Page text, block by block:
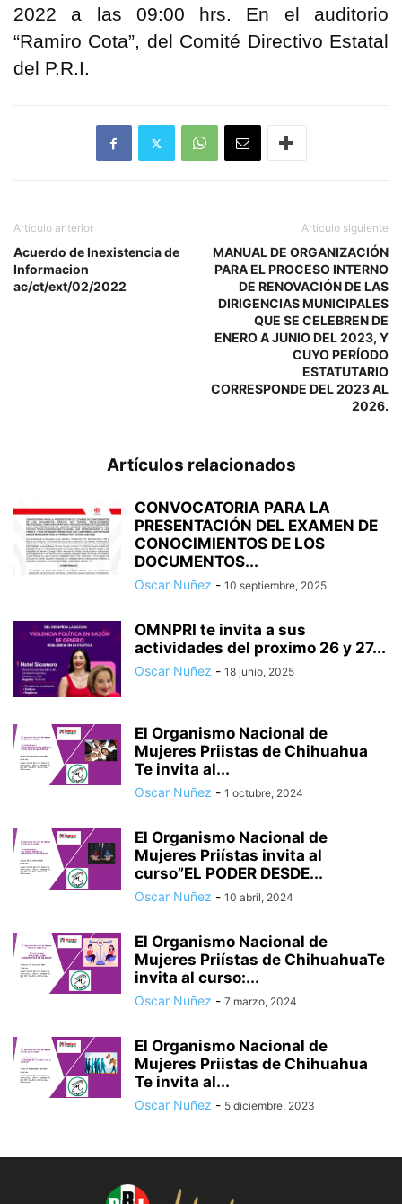
2022 a las 09:00 hrs. En el auditorio
“Ramiro Cota”, del Comité Directivo Estatal
del P.R.I.
Artículo anterior
Acuerdo de Inexistencia de
Informacion
ac/ct/ext/02/2022
Artículo siguiente
MANUAL DE ORGANIZACIÓN
PARA EL PROCESO INTERNO
DE RENOVACIÓN DE LAS
DIRIGENCIAS MUNICIPALES
QUE SE CELEBREN DE
ENERO A JUNIO DEL 2023, Y
CUYO PERÍODO
ESTATUTARIO
CORRESPONDE DEL 2023 AL
2026.
Artículos relacionados
CONVOCATORIA PARA LA
PRESENTACIÓN DEL EXAMEN DE
CONOCIMIENTOS DE LOS
DOCUMENTOS...
Oscar Nuñez - 10 septiembre, 2025
OMNPRI te invita a sus
actividades del proximo 26 y 27...
Oscar Nuñez - 18 junio, 2025
El Organismo Nacional de
Mujeres Priistas de Chihuahua
Te invita al...
Oscar Nuñez - 1 octubre, 2024
El Organismo Nacional de
Mujeres Priístas invita al
curso”EL PODER DESDE...
Oscar Nuñez - 10 abril, 2024
El Organismo Nacional de
Mujeres Priístas de ChihuahuaTe
invita al curso:...
Oscar Nuñez - 7 marzo, 2024
El Organismo Nacional de
Mujeres Priistas de Chihuahua
Te invita al...
Oscar Nuñez - 5 diciembre, 2023